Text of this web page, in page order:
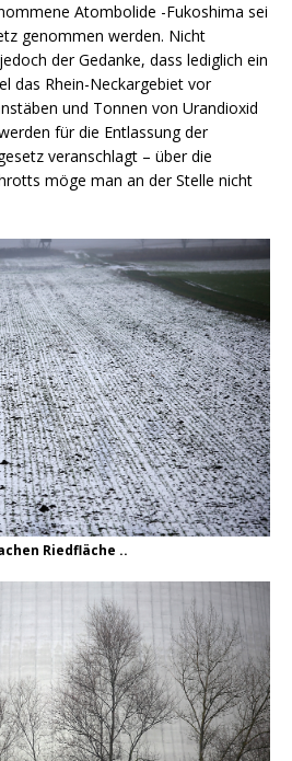
Atombolide -Fukoshima sei
genommen werden. Nicht
der Gedanke, dass lediglich ein
das Rhein-Neckargebiet vor
und Tonnen von Urandioxid
für die Entlassung der
veranschlagt – über die
möge man an der Stelle nicht
Riedfläche ..